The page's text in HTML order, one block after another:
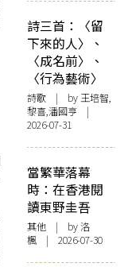
詩三首：〈留
下來的人〉、
〈成名前〉、
〈行為藝術〉
詩歌 | by 王培智,
黎喜,潘國亨 |
2026-07-31
當繁華落幕
時：在香港閱
讀東野圭吾
其他 | by洛
楓 | 2026-07-30